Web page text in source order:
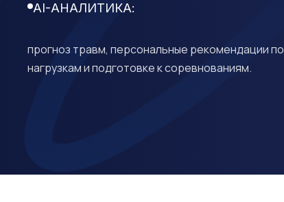
AI-АНАЛИТИКА:
прогноз травм, персональные рекомендации по
нагрузкам и подготовке к соревнованиям.